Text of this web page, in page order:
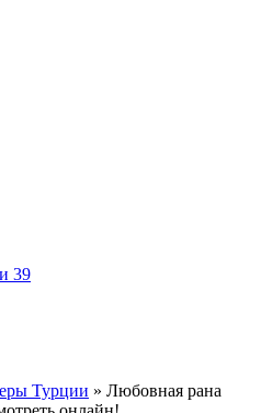
39
Турции » Любовная рана